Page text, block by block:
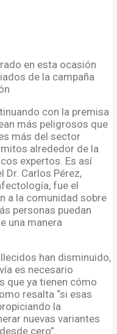
en esta ocasión
de la campaña
con la premisa
más peligrosos que
más del sector
alrededor de la
expertos. Es así
Dr. Carlos Pérez,
fue el
a la comunidad sobre
personas puedan
una manera
han disminuido,
es necesario
que ya tienen cómo
resalta “si esas
la
nuevas variantes
cero”.